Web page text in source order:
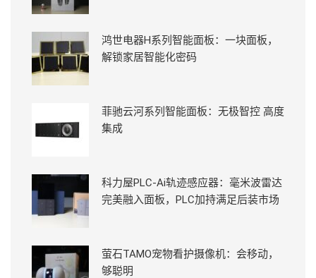
鸿世电器H系列智能面板：一块面板，
解锁家居智能化密码
菲驰云河系列智能面板：无极智控 高度
集成
科力屋PLC-Ai轨迹感应器：毫米波雷达
完美融入面板，PLC加持满足后装市场
萤石TAMO宠物看护摄像机：会移动，
够聪明